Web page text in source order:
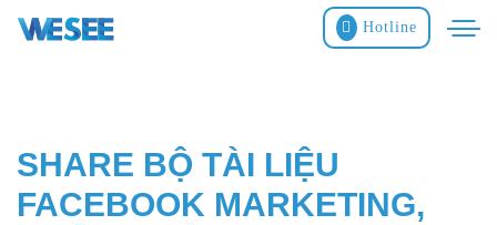
Hotline
SHARE BỘ TÀI LIỆU
FACEBOOK MARKETING,